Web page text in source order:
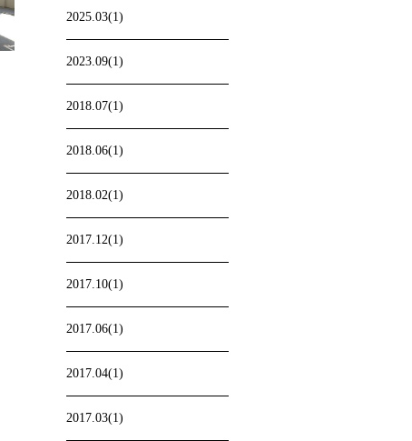
2025.03(1)
2023.09(1)
2018.07(1)
2018.06(1)
2018.02(1)
2017.12(1)
2017.10(1)
2017.06(1)
2017.04(1)
2017.03(1)